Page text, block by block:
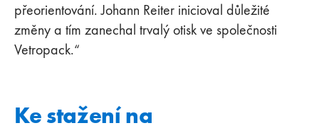
přeorientování. Johann Reiter inicioval důležité
změny a tím zanechal trvalý otisk ve společnosti
Vetropack.“
Ke stažení na